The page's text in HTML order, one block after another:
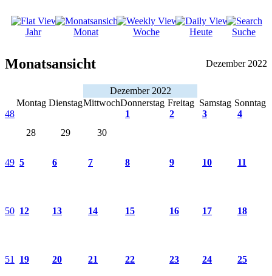
Jahr Monat Woche Heute Suche
Monatsansicht Dezember 2022
Dezember 2022
Montag DienstagMittwochDonnerstag Freitag Samstag Sonntag
48
28
29 30
1 2 3 4
49 5 6 7 8 9 10 11
50 12 13 14 15 16 17 18
51 19 20 21 22 23 24 25